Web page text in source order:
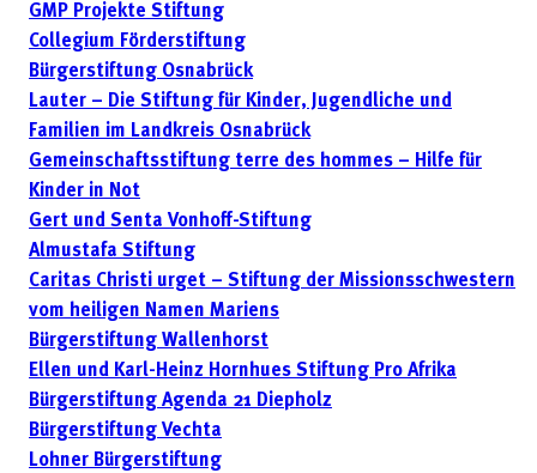
GMP Projekte Stiftung
Collegium Förderstiftung
Bürgerstiftung Osnabrück
Lauter – Die Stiftung für Kinder, Jugendliche und
Familien im Landkreis Osnabrück
Gemeinschaftsstiftung terre des hommes – Hilfe für
Kinder in Not
Gert und Senta Vonhoff-Stiftung
Almustafa Stiftung
Caritas Christi urget – Stiftung der Missionsschwestern
vom heiligen Namen Mariens
Bürgerstiftung Wallenhorst
Ellen und Karl-Heinz Hornhues Stiftung Pro Afrika
Bürgerstiftung Agenda 21 Diepholz
Bürgerstiftung Vechta
Lohner Bürgerstiftung